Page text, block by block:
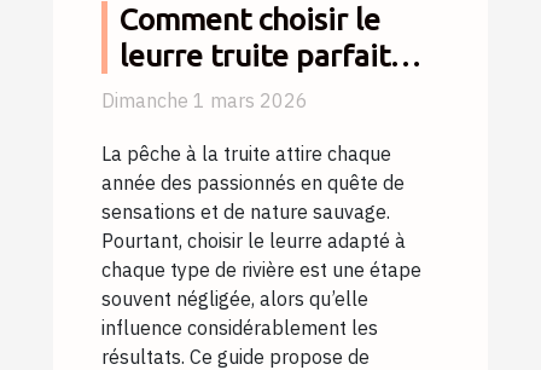
Comment choisir le
leurre truite parfait
pour chaque type de
Dimanche 1 mars 2026
La pêche à la truite attire chaque
année des passionnés en quête de
sensations et de nature sauvage.
Pourtant, choisir le leurre adapté à
chaque type de rivière est une étape
souvent négligée, alors qu’elle
influence considérablement les
résultats. Ce guide propose de